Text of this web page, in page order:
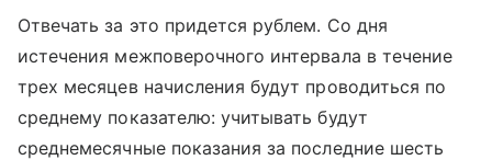
Отвечать за это придется рублем. Со дня
истечения межповерочного интервала в течение
трех месяцев начисления будут проводиться по
среднему показателю: учитывать будут
среднемесячные показания за последние шесть